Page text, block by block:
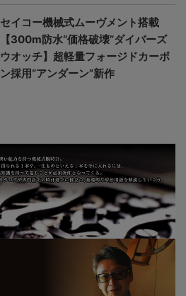
セイコー機械式ムーヴメント搭載
【300m防水“価格破壊”ダイバーズ
ウオッチ】超軽量フォージドカーボ
ン採用“アンダーン”新作